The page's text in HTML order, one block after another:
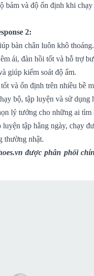
bám và độ ổn định khi
2:
bàn chân luôn khô thoáng.
ái, đàn hồi tốt và hỗ trợ
giúp kiểm soát độ ẩm.
và ổn định trên nhiều bề
bộ, tập luyện và sử dụng
lý tưởng cho những ai
luyện tập hằng ngày, chạy
thường nhật.
được phân phối